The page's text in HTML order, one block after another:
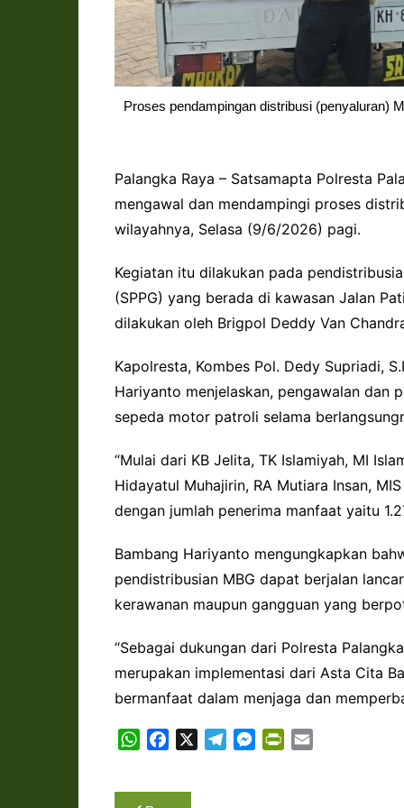
Proses pendampingan distribusi (penyaluran)
Palangka Raya – Satsamapta Polresta
mengawal dan mendampingi proses
wilayahnya, Selasa (9/6/2026) pagi.
Kegiatan itu dilakukan pada
(SPPG) yang berada di kawasan Jalan
dilakukan oleh Brigpol Deddy Van
Kapolresta, Kombes Pol. Dedy Supriadi,
Hariyanto menjelaskan, pengawalan dan
sepeda motor patroli selama
“Mulai dari KB Jelita, TK Islamiyah, MI
Hidayatul Muhajirin, RA Mutiara Insan,
dengan jumlah penerima manfaat yaitu
Bambang Hariyanto mengungkapkan
pendistribusian MBG dapat berjalan
kerawanan maupun gangguan yang
“Sebagai dukungan dari Polresta
merupakan implementasi dari Asta Cita
bermanfaat dalam menjaga dan
W
t
M